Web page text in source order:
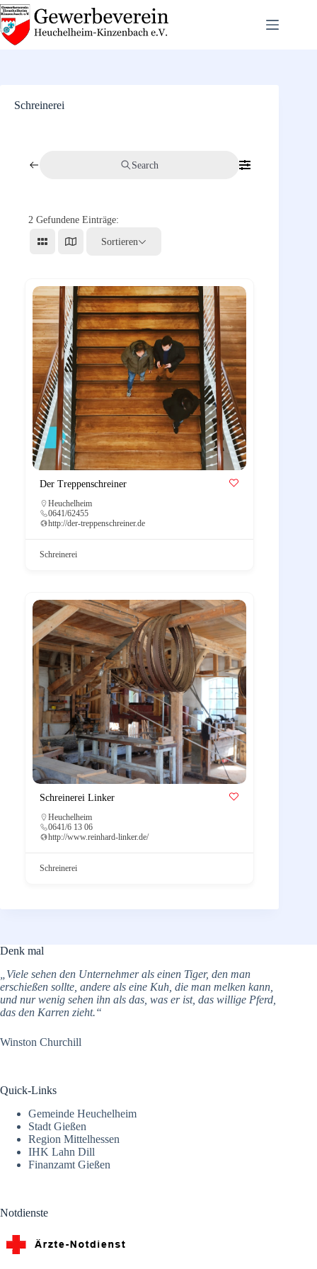
Zum
Inhalt
springen
Schreinerei
Search
2 Gefundene Einträge:
Sortieren
Der Treppenschreiner
Heuchelheim
0641/62455
http://der-treppenschreiner.de
Schreinerei
Schreinerei Linker
Heuchelheim
0641/6 13 06
http://www.reinhard-linker.de/
Schreinerei
Denk mal
„Viele sehen den Unternehmer als einen Tiger, den man
erschießen sollte, andere als eine Kuh, die man melken kann,
und nur wenig sehen ihn als das, was er ist, das willige Pferd,
das den Karren zieht.“
Winston Churchill
Quick-Links
Gemeinde Heuchelheim
Stadt Gießen
Region Mittelhessen
IHK Lahn Dill
Finanzamt Gießen
Notdienste